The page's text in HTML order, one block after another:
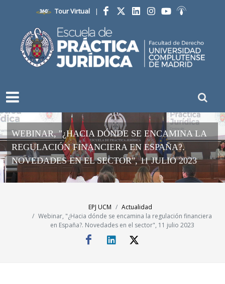
Tour Virtual |
Facebook
WEBINAR, "¿HACIA DÓNDE SE ENCAMINA LA
REGULACIÓN FINANCIERA EN ESPAÑA?.
NOVEDADES EN EL SECTOR", 11 JULIO 2023
EPJ UCM
Actualidad
Webinar, "¿Hacia dónde se encamina la regulación financiera
en España?. Novedades en el sector", 11 julio 2023